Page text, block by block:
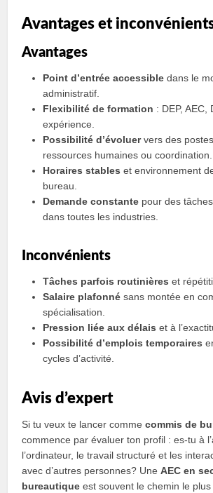
Avantages et
Avantages
Point d’entrée accessible dans le
administratif.
Flexibilité de formation : DEP, AEC,
expérience.
Possibilité d’évoluervers des
ressources humaines ou coordination.
Horaires stables et environnement
bureau.
Demande constante pour des
dans toutes les industries.
Inconvénients
Tâches parfois routinières et
Salaire plafonné sans montée en
spécialisation.
Pression liée aux délais et à
Possibilité d’emplois temporaires
cycles d’activité.
Avis d’expert
Si tu veux te lancer commecommis de
commence par évaluer ton profil : es‑tu à
l’ordinateur, le travail structuré et les
avec d’autres personnes? UneAEC en
bureautique est souvent le chemin le